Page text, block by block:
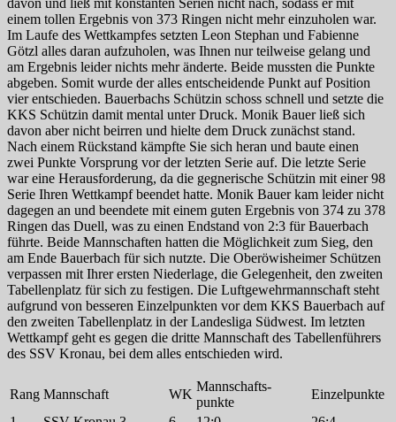
davon und ließ mit konstanten Serien nicht nach, sodass er mit
einem tollen Ergebnis von 373 Ringen nicht mehr einzuholen war.
Im Laufe des Wettkampfes setzten Leon Stephan und Fabienne
Götzl alles daran aufzuholen, was Ihnen nur teilweise gelang und
am Ergebnis leider nichts mehr änderte. Beide mussten die Punkte
abgeben. Somit wurde der alles entscheidende Punkt auf Position
vier entschieden. Bauerbachs Schützin schoss schnell und setzte die
KKS Schützin damit mental unter Druck. Monik Bauer ließ sich
davon aber nicht beirren und hielte dem Druck zunächst stand.
Nach einem Rückstand kämpfte Sie sich heran und baute einen
zwei Punkte Vorsprung vor der letzten Serie auf. Die letzte Serie
war eine Herausforderung, da die gegnerische Schützin mit einer 98
Serie Ihren Wettkampf beendet hatte. Monik Bauer kam leider nicht
dagegen an und beendete mit einem guten Ergebnis von 374 zu 378
Ringen das Duell, was zu einen Endstand von 2:3 für Bauerbach
führte. Beide Mannschaften hatten die Möglichkeit zum Sieg, den
am Ende Bauerbach für sich nutzte. Die Oberöwisheimer Schützen
verpassen mit Ihrer ersten Niederlage, die Gelegenheit, den zweiten
Tabellenplatz für sich zu festigen. Die Luftgewehrmannschaft steht
aufgrund von besseren Einzelpunkten vor dem KKS Bauerbach auf
den zweiten Tabellenplatz in der Landesliga Südwest. Im letzten
Wettkampf geht es gegen die dritte Mannschaft des Tabellenführers
des SSV Kronau, bei dem alles entschieden wird.
Rang Mannschaft WK
Mannschafts-
punkte
Einzelpunkte